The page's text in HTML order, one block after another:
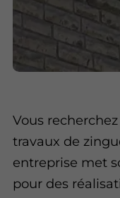
Vous
travaux de
entreprise met
pour des